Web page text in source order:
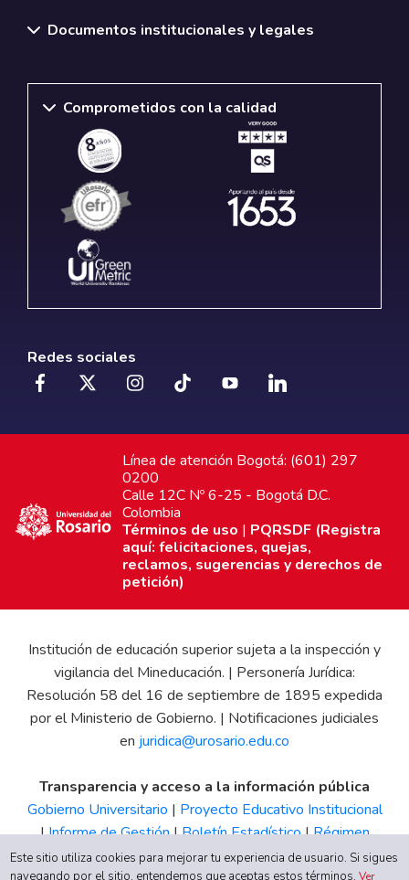
Documentos institucionales y legales
Comprometidos con la calidad
Redes sociales
Línea de atención Bogotá: (601) 297
0200
Calle 12C Nº 6-25 - Bogotá D.C.
Colombia
Términos de uso | PQRSDF (Registra
aquí: felicitaciones, quejas,
reclamos, sugerencias y derechos de
petición)
Institución de educación superior sujeta a la inspección y
vigilancia del Mineducación. | Personería Jurídica:
Resolución 58 del 16 de septiembre de 1895 expedida
por el Ministerio de Gobierno. | Notificaciones judiciales
en juridica@urosario.edu.co
Transparencia y acceso a la información pública
Gobierno Universitario | Proyecto Educativo Institucional
|Informe de Gestión|Boletín Estadístico|Régimen
Tributario|Estados Financieros |Código de Ética| Canal
Este sitio utiliza cookies para mejorar tu experiencia de usuario. Si sigues
navegando por el sitio, entendemos que aceptas estos términos.Ver